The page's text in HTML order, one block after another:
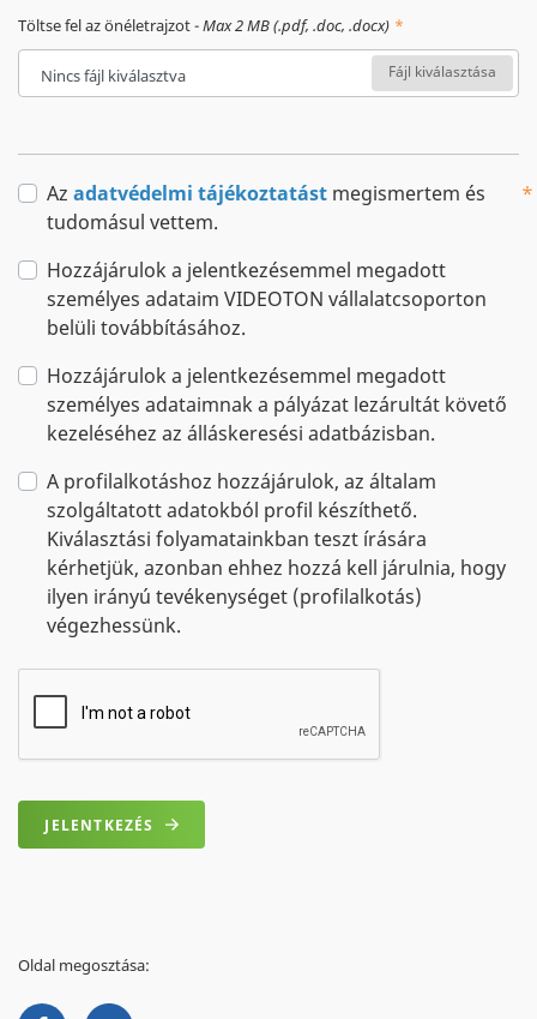
Töltse fel az önéletrajzot -Max 2 MB (.pdf, .doc, .docx)
Nincs fájl kiválasztva Fájl kiválasztása
Az adatvédelmi tájékoztatást megismertem és
tudomásul vettem.
Hozzájárulok a jelentkezésemmel megadott
személyes adataim VIDEOTON vállalatcsoporton
belüli továbbításához.
Hozzájárulok a jelentkezésemmel megadott
személyes adataimnak a pályázat lezárultát követő
kezeléséhez az álláskeresési adatbázisban.
A profilalkotáshoz hozzájárulok, az általam
szolgáltatott adatokból profil készíthető.
Kiválasztási folyamatainkban teszt írására
kérhetjük, azonban ehhez hozzá kell járulnia, hogy
ilyen irányú tevékenységet (profilalkotás)
végezhessünk.
JELENTKEZÉS
Oldal megosztása: